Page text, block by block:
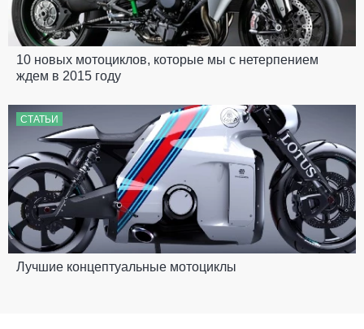
10 новых мотоциклов, которые мы с нетерпением
ждем в 2015 году
СТАТЬИ
Лучшие концептуальные мотоциклы